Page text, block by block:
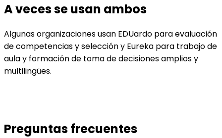
A veces se usan ambos
Algunas organizaciones usan EDUardo para evaluación
de competencias y selección y Eureka para trabajo de
aula y formación de toma de decisiones amplios y
multilingües.
Preguntas frecuentes